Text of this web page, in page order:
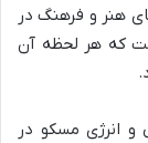
هنر و فرهنگ در
که هر لحظه آن
و انرژی مسکو در